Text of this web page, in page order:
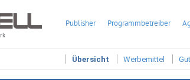
Publisher Programmbetreiber
Übersicht Werbemittel